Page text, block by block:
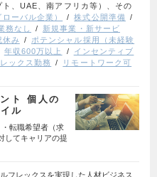
、UAE、南アフリカ等）、その
ーバル企業）
株式公開準備
務なし
新規事業・新サービ
休み
ポテンシャル採用（未経験
年収600万以上
インセンティブ
ックス勤務
リモートワーク可
ト 個人の
ル
・転職希望者（求
してキャリアの提
フレックスを実現した人材ビジネス